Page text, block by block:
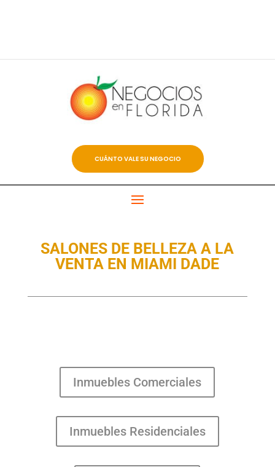
CUÁNTO VALE SU NEGOCIO
SALONES DE BELLEZA A LA
VENTA EN MIAMI DADE
Inmuebles Comerciales
Inmuebles Residenciales